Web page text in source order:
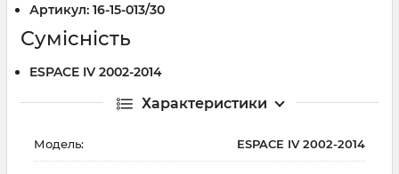
Артикул: 16-15-013/30
Сумісність
ESPACE IV 2002-2014
Характеристики
Модель: ESPACE IV 2002-2014